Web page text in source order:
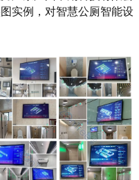
实例，对智慧公厕智能设